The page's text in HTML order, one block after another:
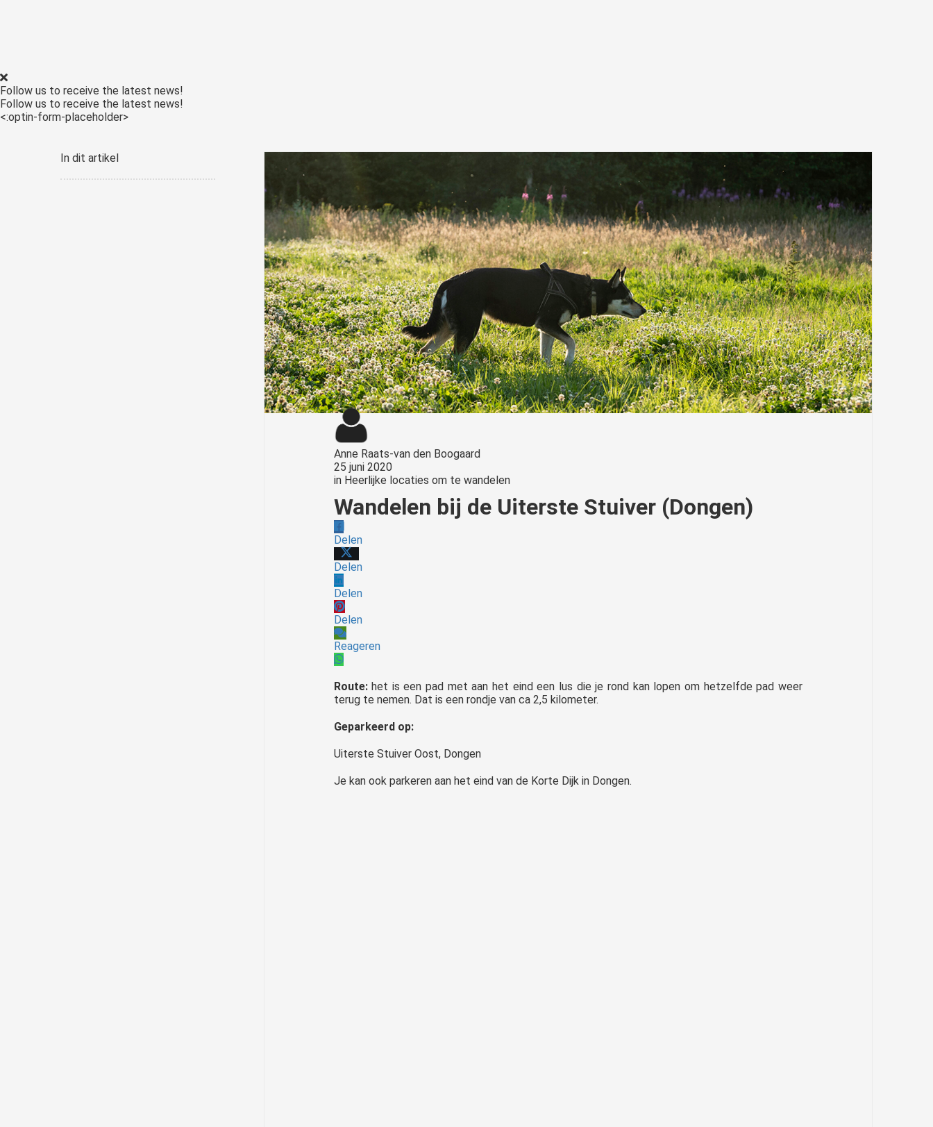
Follow us to receive the latest news!
Follow us to receive the latest news!
<:optin-form-placeholder>
In dit artikel
Anne Raats-van den Boogaard
25 juni 2020
in Heerlijke locaties om te wandelen
Wandelen bij de Uiterste Stuiver (Dongen)
Delen
Delen
Delen
Delen
Reageren
Route:het is een pad met aan het eind een lus die je rond kan lopen om hetzelfde pad weer
terug te nemen. Dat is een rondje van ca 2,5 kilometer.
Geparkeerd op:
Uiterste Stuiver Oost, Dongen
Je kan ook parkeren aan het eind van de Korte Dijk in Dongen.